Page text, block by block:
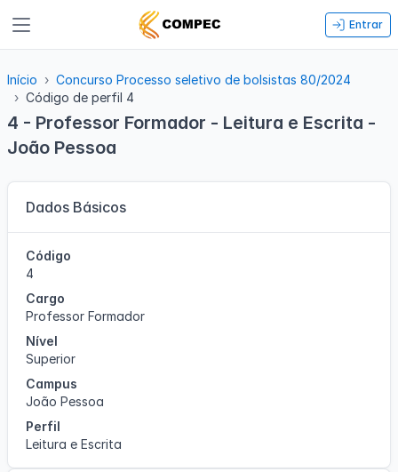
Entrar
Início
Concurso Processo seletivo de bolsistas 80/2024
Código de perfil 4
4 - Professor Formador - Leitura e Escrita -
João Pessoa
Dados Básicos
Código
4
Cargo
Professor Formador
Nível
Superior
Campus
João Pessoa
Perfil
Leitura e Escrita